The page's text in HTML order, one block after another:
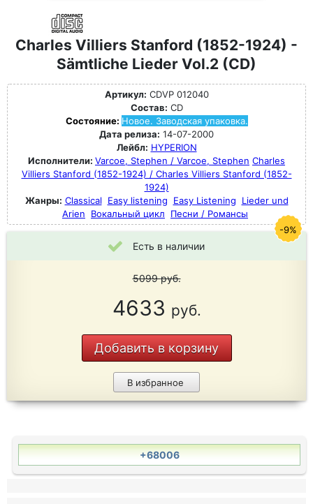
Charles Villiers Stanford (1852-1924) -
Sämtliche Lieder Vol.2 (CD)
Артикул: CDVP 012040
Состав: CD
Состояние: Новое. Заводская упаковка.
Дата релиза: 14-07-2000
Лейбл: HYPERION
Исполнители: Varcoe, Stephen / Varcoe, Stephen Charles
Villiers Stanford (1852-1924) / Charles Villiers Stanford (1852-
1924)
Жанры: Classical Easy listening Easy Listening
Lieder und
Arien
Вокальный цикл Песни / Романсы
Есть в наличии
5099руб.
4633 руб.
Добавить в корзину
В избранное
-9%
+68006